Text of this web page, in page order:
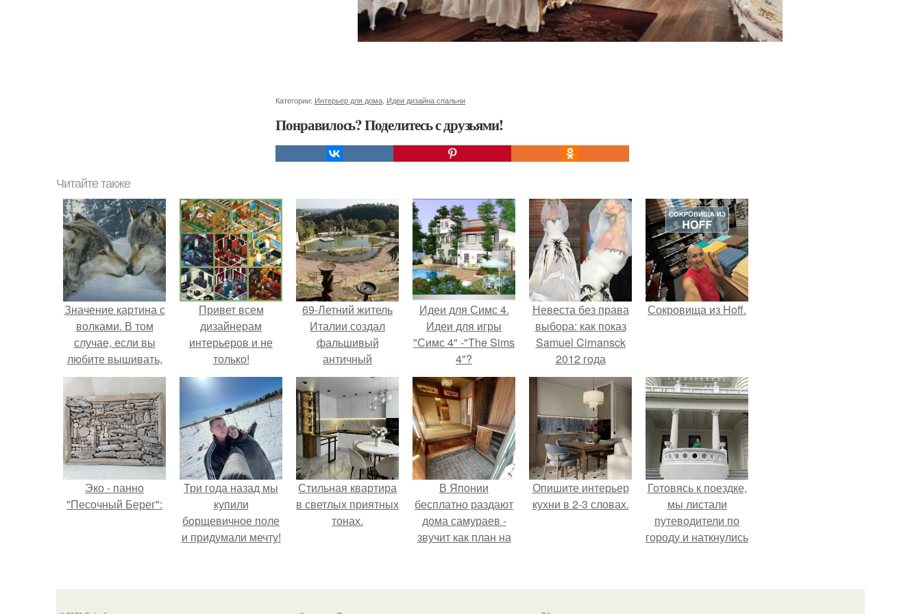
Категории: Интерьер для дома, Идеи дизайна спальни
Понравилось? Поделитесь с друзьями!
Читайте также
Значение картина с
волками. В том
случае, если вы
любите вышивать,
то наверняка
задумывались о
том, что означает та
или иная вышитая
вами картина.
Привет всем
дизайнерам
интерьеров и не
только!
69-Летний житель
Италии создал
фальшивый
античный
амфитеатр и
долгое время
успешно выдавал
его за настоящее
историческое
наследие.
Идеи для Симс 4.
Идеи для игры
"Симс 4" -"The Sims
4"?
Невеста без права
выбора: как показ
Samuel Cirnansck
2012 года
превратил подиум
в манифест против
принуждения.
Сокровища из Hoff.
Эко - панно
"Песочный Берег":
Три года назад мы
купили
борщевичное поле
и придумали мечту!
Стильная квартира
в светлых приятных
тонах.
В Японии
бесплатно раздают
дома самураев -
звучит как план на
Опишите интерьер
кухни в 2-3 словах.
Готовясь к поездке,
мы листали
путеводители по
городу и наткнулись